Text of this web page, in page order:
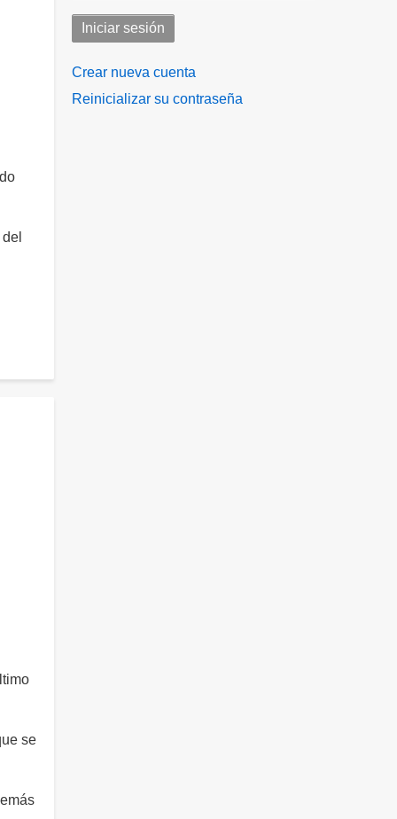
se
Crear nueva cuenta
Reinicializar su contraseña